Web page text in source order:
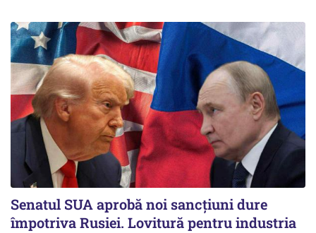
Senatul SUA aprobă noi sancțiuni dure
împotriva Rusiei. Lovitură pentru industria